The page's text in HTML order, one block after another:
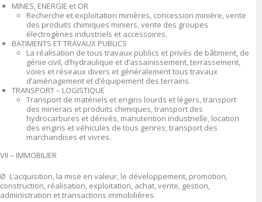
MINES, ENERGIE et OR
Recherche et exploitation minières, concession minière, vente
des produits chimiques miniers, vente des groupes
électrogènes industriels et accessoires.
BATIMENTS ET TRAVAUX PUBLICS
La réalisation de tous travaux publics et privés de bâtiment, de
génie civil, d’hydraulique et d’assainissement, terrassement,
voies et réseaux divers et généralement tous travaux
d’aménagement et d’équipement des terrains.
TRANSPORT – LOGISTIQUE
Transport de matériels et engins lourds et légers, transport
des minerais et produits chimiques, transport des
hydrocarbures et dérivés, manutention industrielle, location
des engins et véhicules de tous genres, transport des
marchandises et vivres.
VII – IMMOBILIER
Ø L’acquisition, la mise en valeur, le développement, promotion,
construction, réalisation, exploitation, achat, vente, gestion,
administration et transactions immobilières.